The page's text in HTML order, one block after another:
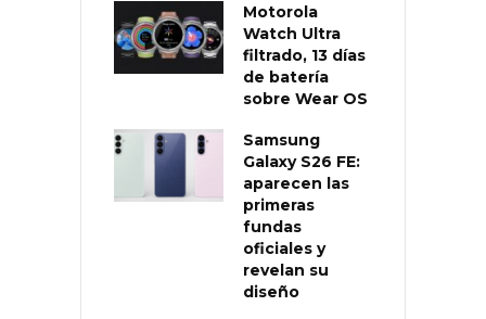
Motorola
Watch Ultra
filtrado, 13 días
de batería
sobre Wear OS
Samsung
Galaxy S26 FE:
aparecen las
primeras
fundas
oficiales y
revelan su
diseño